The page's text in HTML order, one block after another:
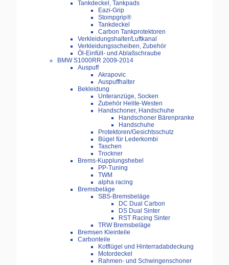
Tankdeckel, Tankpads
Eazi-Grip
Stompgrip®
Tankdeckel
Carbon Tankprotektoren
Verkleidungshalter/Luftkanal
Verkleidungsscheiben, Zubehör
Öl-Einfüll- und Ablaßschraube
BMW S1000RR 2009-2014
Auspuff
Akrapovic
Auspuffhalter
Bekleidung
Unteranzüge, Socken
Zubehör Helite-Westen
Handschoner, Handschuhe
Handschoner Bärenpranke
Handschuhe
Protektoren/Gesichtsschutz
Bügel für Lederkombi
Taschen
Trockner
Brems-Kupplungshebel
PP-Tuning
TWM
alpha racing
Bremsbeläge
SBS-Bremsbeläge
DC Dual Carbon
DS Dual Sinter
RST Racing Sinter
TRW Bremsbeläge
Bremsen Kleinteile
Carbonteile
Kotflügel und Hinterradabdeckung
Motordeckel
Rahmen- und Schwingenschoner